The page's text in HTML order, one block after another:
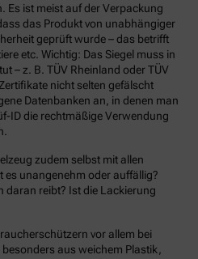
Es ist meist auf der Verpackung
das Produkt von unabhängiger
geprüft wurde – das betrifft
etc. Wichtig: Das Siegel muss in
– z. B. TÜV Rheinland oder TÜV
nicht selten gefälscht
Datenbanken an, in denen man
ID die rechtmäßige Verwendung
zudem selbst mit allen
es unangenehm oder auffällig?
daran reibt? Ist die Lackierung
vor allem bei
aus weichem Plastik,